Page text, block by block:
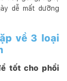
dễ mất dưỡng
về 3 loại
tốt cho phổi